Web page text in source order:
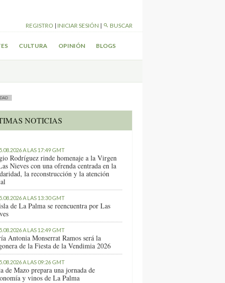
REGISTRO | INICIAR SESIÓN | BUSCAR
CULTURA OPINIÓN BLOGS
NOTICIAS
A LAS 17:49 GMT
Rodríguez rinde homenaje a la Virgen
Nieves con una ofrenda centrada en la
la reconstrucción y la atención
A LAS 13:30 GMT
de La Palma se reencuentra por Las
A LAS 12:49 GMT
Antonia Monserrat Ramos será la
de la Fiesta de la Vendimia 2026
A LAS 09:26 GMT
de Mazo prepara una jornada de
y vinos de La Palma